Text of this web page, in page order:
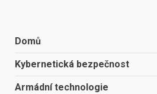
Domů
Kybernetická bezpečnost
Armádní technologie